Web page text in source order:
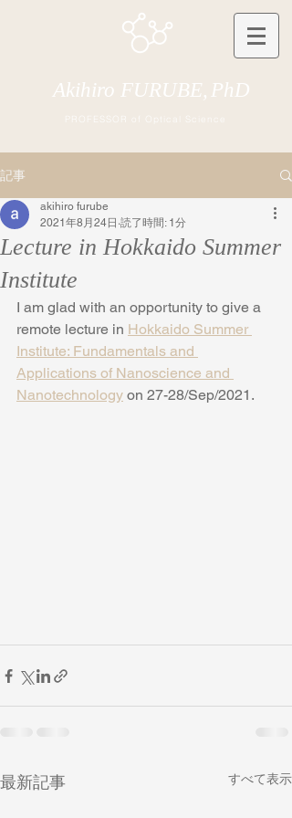
Akihiro FURUBE, PhD
PROFESSOR of Optical Science
記事
Lecture in Hokkaido Summer
Institute
akihiro furube
2021年8月24日 読了時間: 1分
I am glad with an opportunity to give a
remote lecture in Hokkaido Summer
Institute: Fundamentals and
Applications of Nanoscience and
Nanotechnology on 27-28/Sep/2021.
最新記事 すべて表示